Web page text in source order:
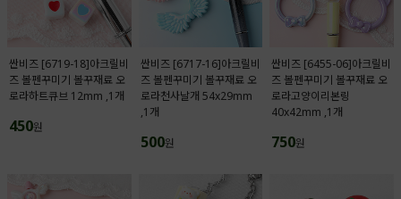
싼비즈 [6719-18]아크릴비
즈 볼펜꾸미기 볼꾸재료 오
로라하트큐브 12mm ,1개
450원
싼비즈 [6717-16]아크릴비
즈 볼펜꾸미기 볼꾸재료 오
로라천사날개 54x29mm
,1개
500원
싼비즈 [6455-06]아크릴비
즈 볼펜꾸미기 볼꾸재료 오
로라고양이리본링
40x42mm ,1개
750원